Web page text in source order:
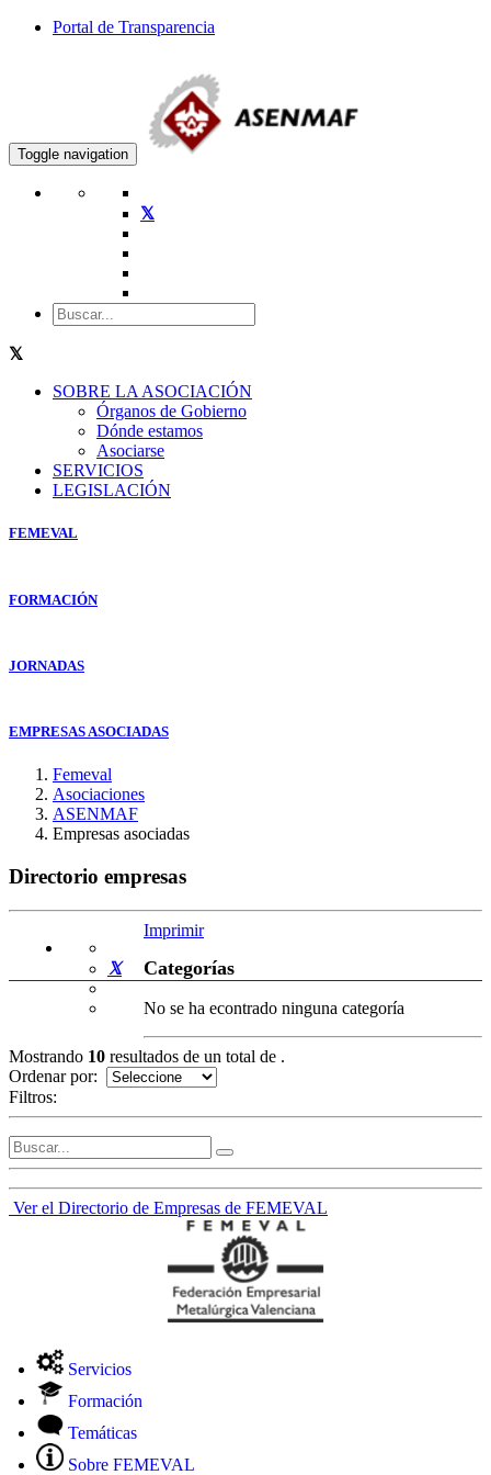
Portal de Transparencia
Toggle navigation
SOBRE LA ASOCIACIÓN
Órganos de Gobierno
Dónde estamos
Asociarse
SERVICIOS
LEGISLACIÓN
FEMEVAL
FORMACIÓN
JORNADAS
EMPRESAS ASOCIADAS
Femeval
Asociaciones
ASENMAF
Empresas asociadas
Directorio empresas
Imprimir
Categorías
No se ha econtrado ninguna categoría
Mostrando 10 resultados de un total de .
Ordenar por:
Filtros:
Ver el Directorio de Empresas de FEMEVAL
Servicios
Formación
Temáticas
Sobre FEMEVAL